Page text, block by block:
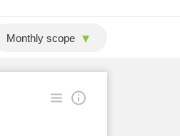
Monthly scope